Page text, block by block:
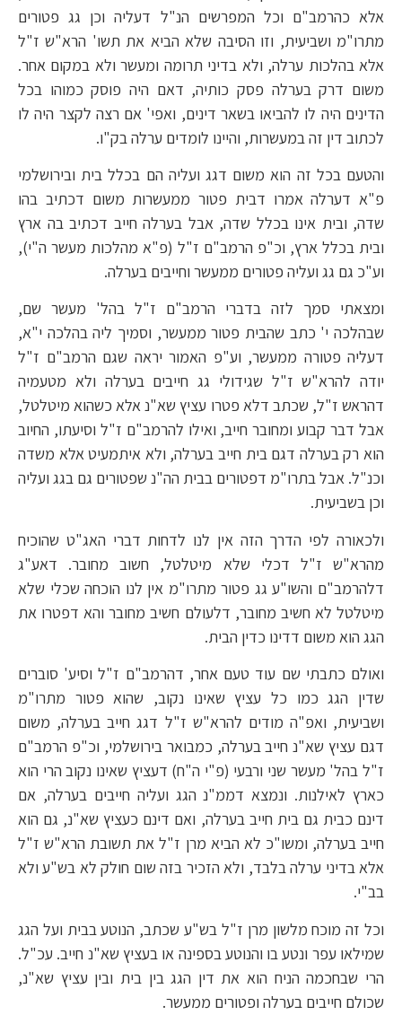
אלא כהרמב"ם וכל המפרשים הנ"ל דעליה וכן גג פטורים
מתרו"מ ושביעית, וזו הסיבה שלא הביא את תשו' הרא"ש ז"ל
אלא בהלכות ערלה, ולא בדיני תרומה ומעשר ולא במקום אחר.
משום דרק בערלה פסק כותיה, דאם היה פוסק כמוהו בכל
הדינים היה לו להביאו בשאר דינים, ואפי' אם רצה לקצר היה לו
לכתוב דין זה במעשרות, והיינו לומדים ערלה בק"ו.
והטעם בכל זה הוא משום דגג ועליה הם בכלל בית ובירושלמי
פ"א דערלה אמרו דבית פטור ממעשרות משום דכתיב בהו
שדה, ובית אינו בכלל שדה, אבל בערלה חייב דכתיב בה ארץ
ובית בכלל ארץ, וכ"פ הרמב"ם ז"ל (פ"א מהלכות מעשר ה"י),
וע"כ גם גג ועליה פטורים ממעשר וחייבים בערלה.
ומצאתי סמך לזה בדברי הרמב"ם ז"ל בהל' מעשר שם,
שבהלכה י' כתב שהבית פטור ממעשר, וסמיך ליה בהלכה י"א,
דעליה פטורה ממעשר, וע"פ האמור יראה שגם הרמב"ם ז"ל
יודה להרא"ש ז"ל שגידולי גג חייבים בערלה ולא מטעמיה
דהראש ז"ל, שכתב דלא פטרו עציץ שא"נ אלא כשהוא מיטלטל,
אבל דבר קבוע ומחובר חייב, ואילו להרמב"ם ז"ל וסיעתו, החיוב
הוא רק בערלה דגם בית חייב בערלה, ולא איתמעיט אלא משדה
וכנ"ל. אבל בתרו"מ דפטורים בבית הה"נ שפטורים גם בגג ועליה
וכן בשביעית.
ולכאורה לפי הדרך הזה אין לנו לדחות דברי האג"ט שהוכיח
מהרא"ש ז"ל דכלי שלא מיטלטל, חשוב מחובר. דאע"ג
דלהרמב"ם והשו"ע גג פטור מתרו"מ אין לנו הוכחה שכלי שלא
מיטלטל לא חשיב מחובר, דלעולם חשיב מחובר והא דפטרו את
הגג הוא משום דדינו כדין הבית.
ואולם כתבתי שם עוד טעם אחר, דהרמב"ם ז"ל וסיע' סוברים
שדין הגג כמו כל עציץ שאינו נקוב, שהוא פטור מתרו"מ
ושביעית, ואפ"ה מודים להרא"ש ז"ל דגג חייב בערלה, משום
דגם עציץ שא"נ חייב בערלה, כמבואר בירושלמי, וכ"פ הרמב"ם
ז"ל בהל' מעשר שני ורבעי (פ"י ה"ח) דעציץ שאינו נקוב הרי הוא
כארץ לאילנות. ונמצא דממ"נ הגג ועליה חייבים בערלה, אם
דינם כבית גם בית חייב בערלה, ואם דינם כעציץ שא"נ, גם הוא
חייב בערלה, ומשו"כ לא הביא מרן ז"ל את תשובת הרא"ש ז"ל
אלא בדיני ערלה בלבד, ולא הזכיר בזה שום חולק לא בש"ע ולא
בב"י.
וכל זה מוכח מלשון מרן ז"ל בש"ע שכתב, הנוטע בבית ועל הגג
שמילאו עפר ונטע בו והנוטע בספינה או בעציץ שא"נ חייב. עכ"ל.
הרי שבחכמה הניח הוא את דין הגג בין בית ובין עציץ שא"נ,
שכולם חייבים בערלה ופטורים ממעשר.